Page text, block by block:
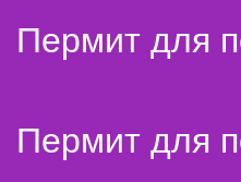
Пермит для
Пермит для